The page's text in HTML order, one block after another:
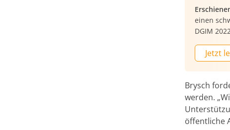
einen
DGIM
Jetzt
Brysch
werden.
öffentliche